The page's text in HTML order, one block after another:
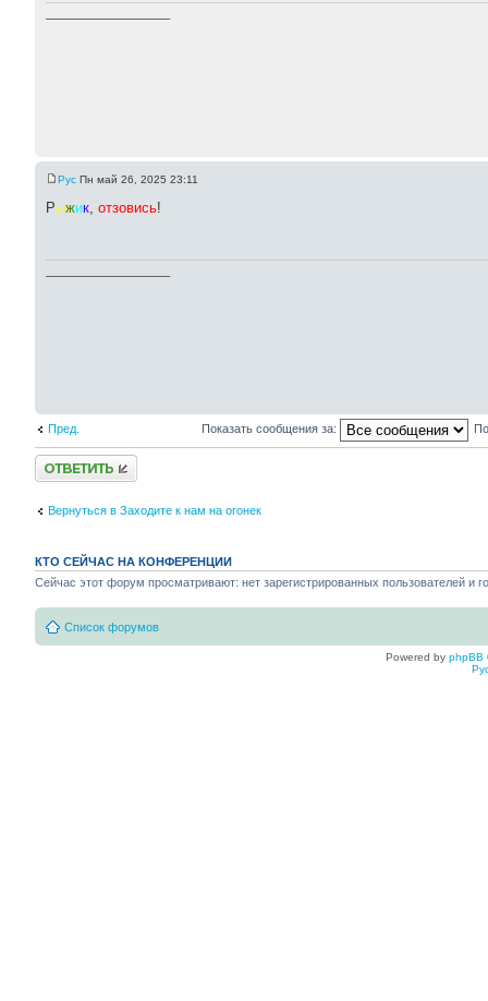
Pyc Пн май 26, 2025 23:11
Рыжик, отзовись!
Пред. Показать сообщения за:
Ответить
Вернуться в Заходите к нам на огонек
КТО СЕЙЧАС НА КОНФЕРЕНЦИИ
Сейчас этот форум просматривают: нет зарегистрированных пользователей и
Список форумов
Powered by phpBB